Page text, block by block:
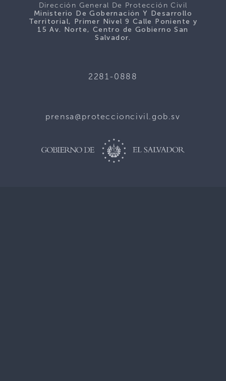
Dirección General De Protección Civil
Ministerio De Gobernación Y Desarrollo
Territorial, Primer Nivel 9 Calle Poniente y
15 Av. Norte, Centro de Gobierno San
Salvador.
2281-0888
prensa@proteccioncivil.gob.sv